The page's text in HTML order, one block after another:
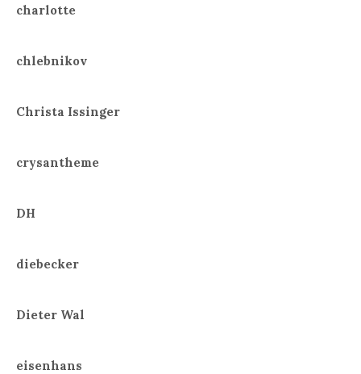
charlotte
chlebnikov
Christa Issinger
crysantheme
DH
diebecker
Dieter Wal
eisenhans